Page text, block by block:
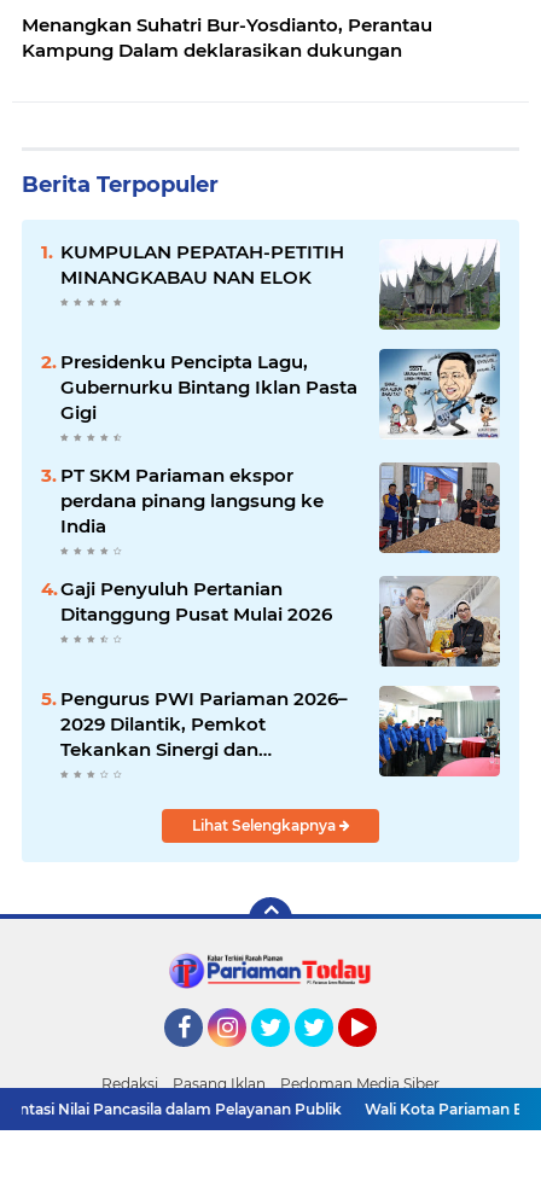
Menangkan Suhatri Bur-Yosdianto, Perantau
Kampung Dalam deklarasikan dukungan
Berita Terpopuler
KUMPULAN PEPATAH-PETITIH
MINANGKABAU NAN ELOK
Presidenku Pencipta Lagu,
Gubernurku Bintang Iklan Pasta
Gigi
PT SKM Pariaman ekspor
perdana pinang langsung ke
India
Gaji Penyuluh Pertanian
Ditanggung Pusat Mulai 2026
Pengurus PWI Pariaman 2026–
2029 Dilantik, Pemkot
Tekankan Sinergi dan
Profesionalisme Pers
Lihat Selengkapnya
Redaksi Pasang Iklan Pedoman Media Siber
Business
Nilai Pancasila dalam Pelayanan Publik Wali Kota Pariaman
Copyright ©2026 PARIAMAN TODAY